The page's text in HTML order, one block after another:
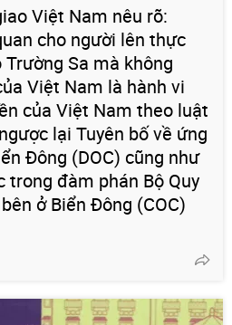
Việt Nam nêu rõ:
cho người lên thực
Sa mà không
Việt Nam là hành vi
của Việt Nam theo luật
lại Tuyên bố về ứng
Đông (DOC) cũng như
trong đàm phán Bộ Quy
ở Biển Đông (COC)